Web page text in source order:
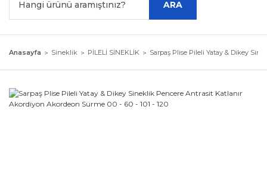
ARA
Anasayfa Sineklik PİLELİ SİNEKLİK Sarpaş Plise Pileli Yatay & Dikey